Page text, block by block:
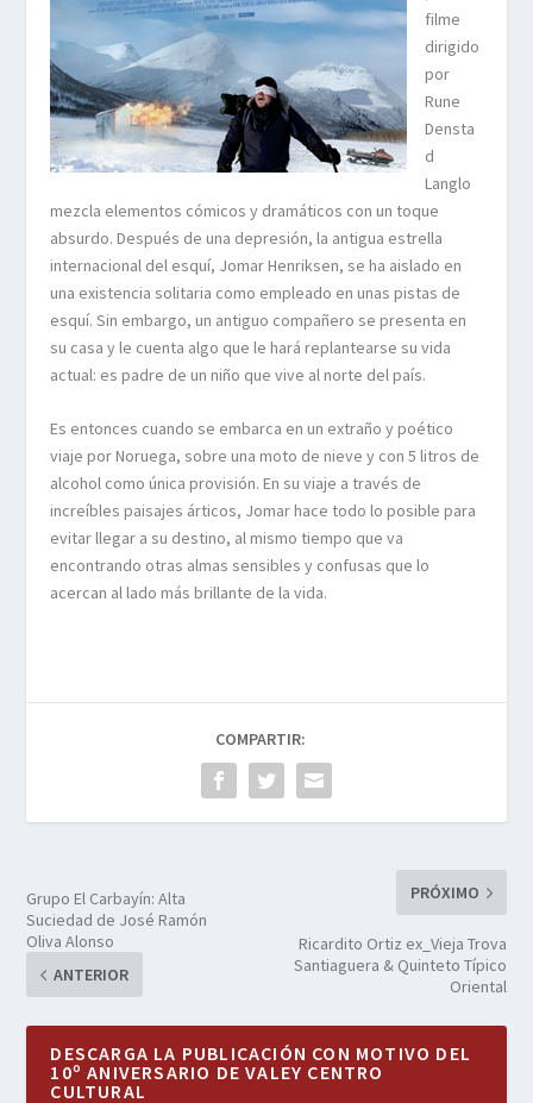
filme
dirigido
por
Rune
Densta
d
Langlo
mezcla elementos cómicos y dramáticos con un toque
absurdo. Después de una depresión, la antigua estrella
internacional del esquí, Jomar Henriksen, se ha aislado en
una existencia solitaria como empleado en unas pistas de
esquí. Sin embargo, un antiguo compañero se presenta en
su casa y le cuenta algo que le hará replantearse su vida
actual: es padre de un niño que vive al norte del país.
Es entonces cuando se embarca en un extraño y poético
viaje por Noruega, sobre una moto de nieve y con 5 litros de
alcohol como única provisión. En su viaje a través de
increíbles paisajes árticos, Jomar hace todo lo posible para
evitar llegar a su destino, al mismo tiempo que va
encontrando otras almas sensibles y confusas que lo
acercan al lado más brillante de la vida.
COMPARTIR:
Grupo El Carbayín: Alta
Suciedad de José Ramón
Oliva Alonso
ANTERIOR
PRÓXIMO
Ricardito Ortiz ex_Vieja Trova
Santiaguera & Quinteto Típico
Oriental
DESCARGA LA PUBLICACIÓN CON MOTIVO DEL
10º ANIVERSARIO DE VALEY CENTRO
CULTURAL